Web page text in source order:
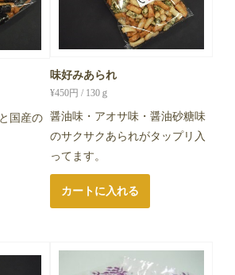
国産の
味好みあられ
¥450円 / 130ｇ
醤油味・アオサ味・醤油砂糖味
のサクサクあられがタップリ入
ってます。
カートに入れる